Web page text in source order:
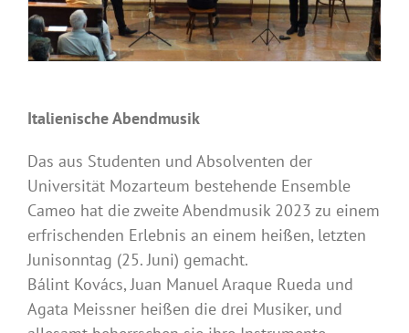
Italienische Abendmusik
Das aus Studenten und Absolventen der
Universität Mozarteum bestehende Ensemble
Cameo hat die zweite Abendmusik 2023 zu einem
erfrischenden Erlebnis an einem heißen, letzten
Junisonntag (25. Juni) gemacht.
Bálint Kovács, Juan Manuel Araque Rueda und
Agata Meissner heißen die drei Musiker, und